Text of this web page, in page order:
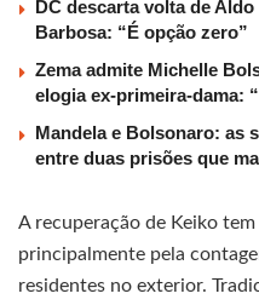
DC descarta volta de
Barbosa: “É opção zero”
Zema admite Michelle
elogia ex-primeira-dama:
Mandela e Bolsonaro: as
entre duas prisões que
A recuperação de Keiko
principalmente pela
residentes no exterior.